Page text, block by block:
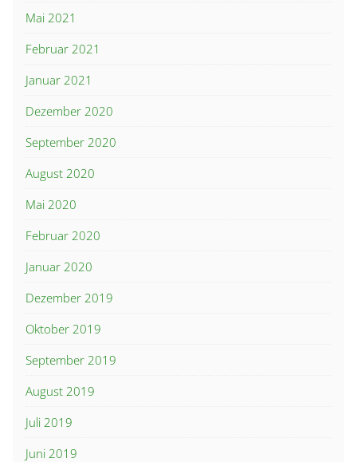
Mai 2021
Februar 2021
Januar 2021
Dezember 2020
September 2020
August 2020
Mai 2020
Februar 2020
Januar 2020
Dezember 2019
Oktober 2019
September 2019
August 2019
Juli 2019
Juni 2019